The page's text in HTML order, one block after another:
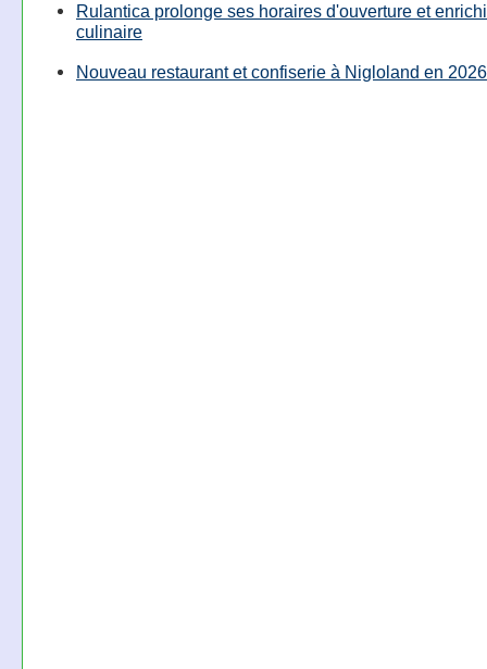
Rulantica prolonge ses horaires d'ouverture et
culinaire
Nouveau restaurant et confiserie à Nigloland en 2026